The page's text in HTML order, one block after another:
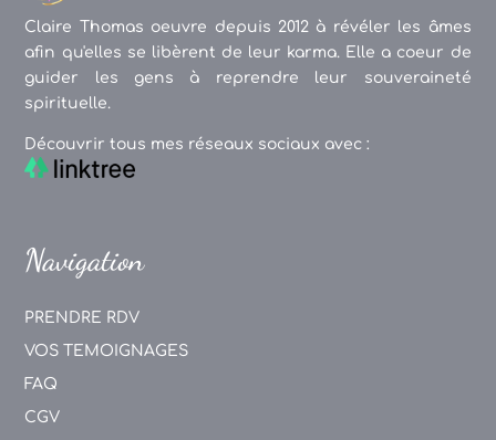
Claire Thomas oeuvre depuis 2012 à révéler les âmes
afin qu'elles se libèrent de leur karma. Elle a coeur de
guider les gens à reprendre leur souveraineté
spirituelle.
Découvrir tous mes réseaux sociaux avec :
Navigation
PRENDRE RDV
VOS TEMOIGNAGES
FAQ
CGV